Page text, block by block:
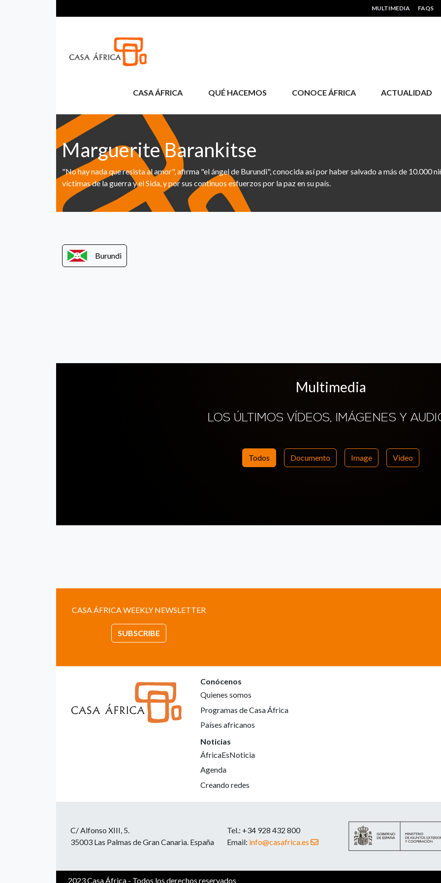
HEADER MENU
MULTIMEDIA FAQS
CASA ÁFRICA QUÉ HACEMOS CONOCE ÁFRICA ACTUALIDAD
Marguerite Barankitse
"No hay nada que resista al amor", afirma "el ángel de Burundi", conocida así por haber salvado a más de 10.000
víctimas de la guerra y el Sida, y por sus continuos esfuerzos por la paz en su país.
Burundi
Multimedia
LOS ÚLTIMOS VÍDEOS, IMÁGENES Y
Todos Documento Image Video
CASA ÁFRICA WEEKLY NEWSLETTER
SUBSCRIBE
Conócenos
Quienes somos
Programas de Casa África
Países africanos
Noticias
ÁfricaEsNoticia
Agenda
Creando redes
C/ Alfonso XIII, 5.
35003 Las Palmas de Gran Canaria. España
Tel.: +34 928 432 800
Email: info@casafrica.es
2023 Casa África - Todos los derechos reservados